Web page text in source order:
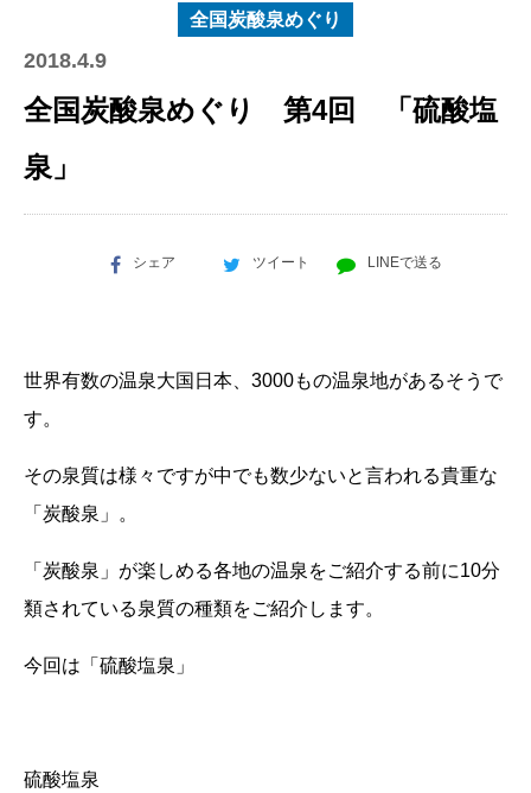
全国炭酸泉めぐり
2018.4.9
全国炭酸泉めぐり 第4回 「硫酸塩
泉」
シェア ツイート LINEで送る
世界有数の温泉大国日本、 3000もの温泉地があるそうで
す。
その泉質は様々ですが中でも数少ないと言われる貴重な
「炭酸泉」。
「炭酸泉」が楽しめる各地の温泉をご紹介する前に10分
類されている泉質の種類をご紹介します。
今回は「硫酸塩泉」
硫酸塩泉